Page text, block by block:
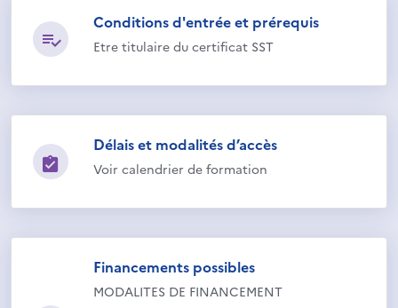
Conditions d'entrée et prérequis
Etre titulaire du certificat SST
Délais et modalités d’accès
Voir calendrier de formation
Financements possibles
MODALITES DE FINANCEMENT